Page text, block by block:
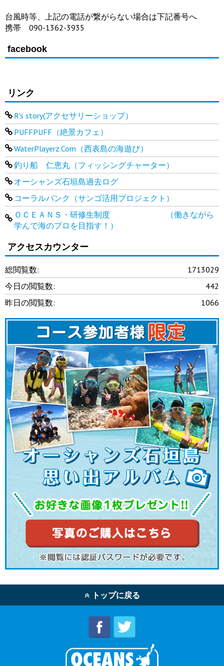
台風時等、上記の電話が繋がらない場合は下記番号へ
携帯 090-1362-3935
facebook
リンク
R's story(アクセサリーショップ）
PUFFPUFF（絶景カフェ）
WaterPlayerz.Com（西表島の海遊び）
釣り船 仁恵丸（フィッシングチャーター）
オーシャンズ石垣島過去ログ
コーラルバンク（サンゴ活用プロジェクト）
ＯＣＥＡＮＳ・研修生制度 （働きながら
学んで海のプロを目指す！）
アクセスカウンター
1713029
総閲覧数:
442
今日の閲覧数:
1066
昨日の閲覧数:
トップに戻る